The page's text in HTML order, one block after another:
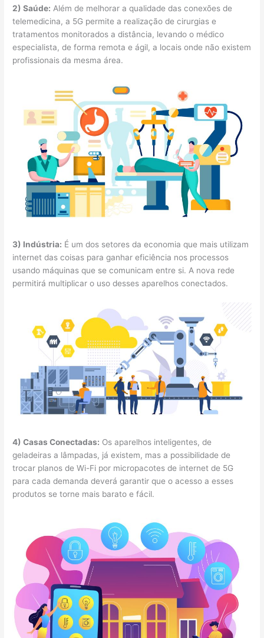
2) Saúde: Além de melhorar a qualidade das conexões de
telemedicina, a 5G permite a realização de cirurgias e
tratamentos monitorados a distância, levando o médico
especialista, de forma remota e ágil, a locais onde não existem
profissionais da mesma área.
3) Indústria: É um dos setores da economia que mais utilizam
internet das coisas para ganhar eficiência nos processos
usando máquinas que se comunicam entre si. A nova rede
permitirá multiplicar o uso desses aparelhos conectados.
4) Casas Conectadas: Os aparelhos inteligentes, de
geladeiras a lâmpadas, já existem, mas a possibilidade de
trocar planos de Wi-Fi por micropacotes de internet de 5G
para cada demanda deverá garantir que o acesso a esses
produtos se torne mais barato e fácil.